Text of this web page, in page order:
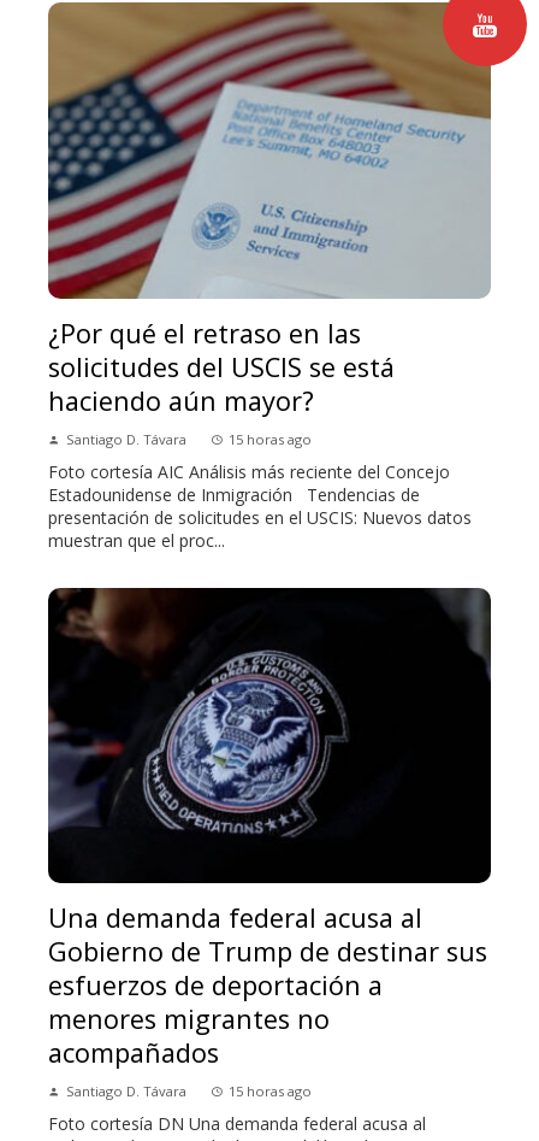
¿Por qué el retraso en las
solicitudes del USCIS se está
haciendo aún mayor?
Santiago D. Távara 15 horas ago
Foto cortesía AIC Análisis más reciente del Concejo
Estadounidense de Inmigración Tendencias de
presentación de solicitudes en el USCIS: Nuevos datos
muestran que el proc...
Una demanda federal acusa al
Gobierno de Trump de destinar sus
esfuerzos de deportación a
menores migrantes no
acompañados
Santiago D. Távara 15 horas ago
Foto cortesía DN Una demanda federal acusa al